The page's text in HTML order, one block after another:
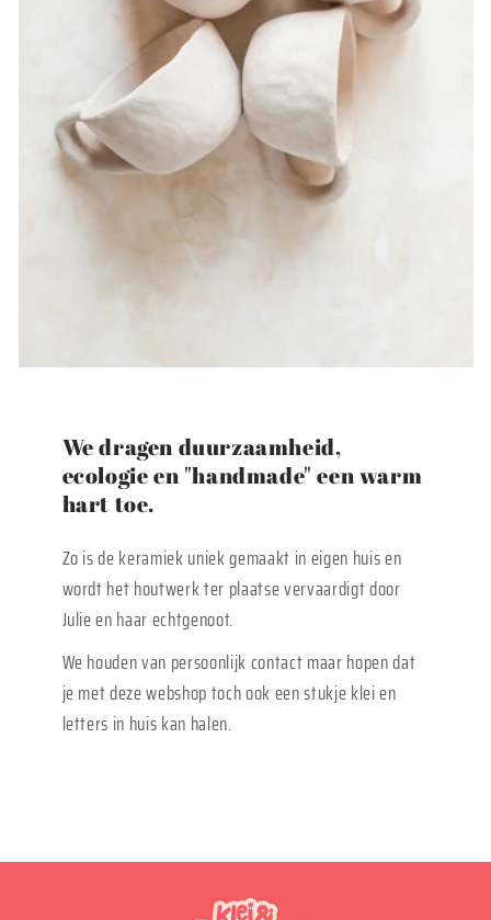
We dragen duurzaamheid,
ecologie en "handmade" een warm
hart toe.
Zo is de keramiek uniek gemaakt in eigen huis en
wordt het houtwerk ter plaatse vervaardigt door
Julie en haar echtgenoot.
We houden van persoonlijk contact maar hopen dat
je met deze webshop toch ook een stukje klei en
letters in huis kan halen.